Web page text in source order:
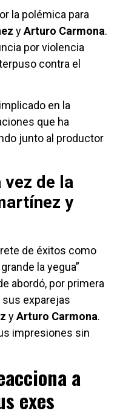
la polémica para
yArturo Carmona.
por violencia
contra el
en la
que ha
junto al productor
de la
y
de éxitos como
la yegua”
abordó, por primera
exparejas
yArturo Carmona.
impresiones sin
a
exes